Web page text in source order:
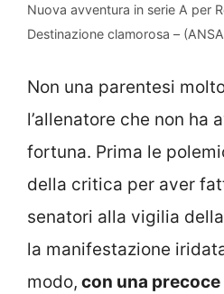
Nuova avventura in serie A per
Destinazione clamorosa –
Non una parentesi
l’allenatore che non ha
fortuna. Prima le
della critica per aver
senatori alla vigilia della
la manifestazione
modo, con una